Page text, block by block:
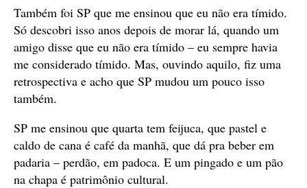
Também foi SP que me ensinou que eu não era tímido.
Só descobri isso anos depois de morar lá, quando um
amigo disse que eu não era tímido – eu sempre havia
me considerado tímido. Mas, ouvindo aquilo, fiz uma
retrospectiva e acho que SP mudou um pouco isso
também.
SP me ensinou que quarta tem feijuca, que pastel e
caldo de cana é café da manhã, que dá pra beber em
padaria – perdão, em padoca. E um pingado e um pão
na chapa é patrimônio cultural.